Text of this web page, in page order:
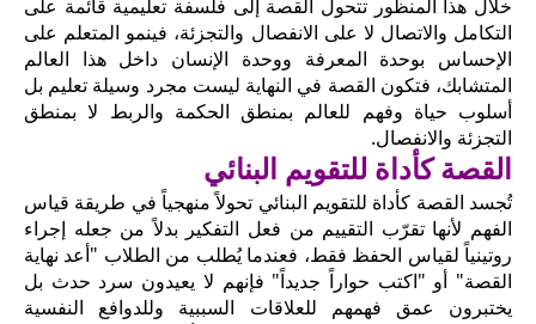
خلال هذا المنظور تتحول القصة إلى فلسفة تعليمية قائمة على
التكامل والاتصال لا على الانفصال والتجزئة، فينمو المتعلم على
الإحساس بوحدة المعرفة ووحدة الإنسان داخل هذا العالم
المتشابك، فتكون القصة في النهاية ليست مجرد وسيلة تعليم بل
أسلوب حياة وفهم للعالم بمنطق الحكمة والربط لا بمنطق
التجزئة والانفصال.
القصة كأداة للتقويم البنائي
تُجسد القصة كأداة للتقويم البنائي تحولاً منهجياً في طريقة قياس
الفهم لأنها تقرّب التقييم من فعل التفكير بدلاً من جعله إجراء
روتينياً لقياس الحفظ فقط، فعندما يُطلب من الطلاب "أعد نهاية
القصة" أو "اكتب حواراً جديداً" فإنهم لا يعيدون سرد حدث بل
يختبرون عمق فهمهم للعلاقات السببية وللدوافع النفسية